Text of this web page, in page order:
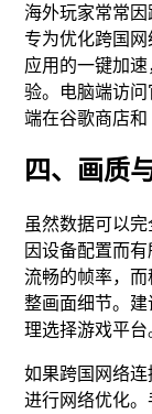
海外玩家常常
专为优化跨国
应用的一键加
验。电脑端访问
端在谷歌商店和
四、画质
虽然数据可以
因设备配置而
流畅的帧率，
整画面细节。
理选择游戏平台
如果跨国网络
进行网络优化